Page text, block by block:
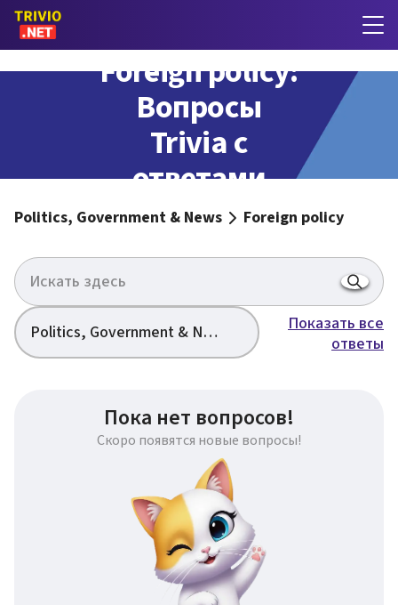
Foreign policy:
Вопросы
Trivia с
ответами
Politics, Government & News Foreign policy
Politics, Government & News
Показать все
ответы
Пока нет вопросов!
Скоро появятся новые вопросы!